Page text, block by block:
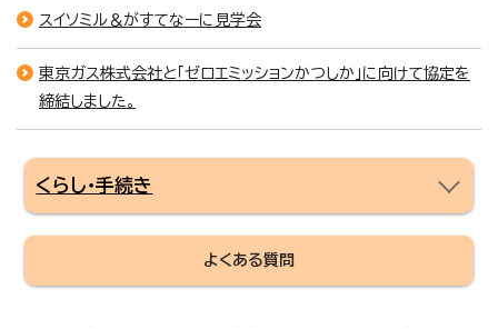
スイソミル＆がすてなーに見学会
東京ガス株式会社と「ゼロエミッションかつしか」に向けて協定を
締結しました。
くらし・手続き
よくある質問